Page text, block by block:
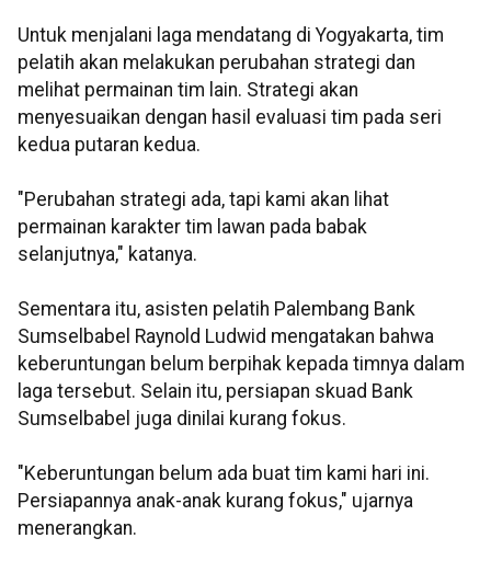
Untuk menjalani laga mendatang di Yogyakarta, tim
pelatih akan melakukan perubahan strategi dan
melihat permainan tim lain. Strategi akan
menyesuaikan dengan hasil evaluasi tim pada seri
kedua putaran kedua.
"Perubahan strategi ada, tapi kami akan lihat
permainan karakter tim lawan pada babak
selanjutnya," katanya.
Sementara itu, asisten pelatih Palembang Bank
Sumselbabel Raynold Ludwid mengatakan bahwa
keberuntungan belum berpihak kepada timnya dalam
laga tersebut. Selain itu, persiapan skuad Bank
Sumselbabel juga dinilai kurang fokus.
"Keberuntungan belum ada buat tim kami hari ini.
Persiapannya anak-anak kurang fokus," ujarnya
menerangkan.